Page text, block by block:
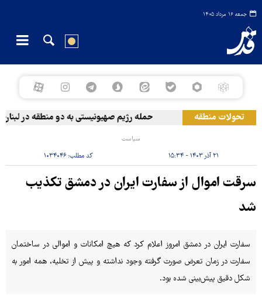
جمعه ۱۶ مرداد ۱۴۰۵
تحولات منطقه حمله رژیم صهیونیستی به دو منطقه در لبنان
سیاست
۲۱ آذر ۱۴۰۳ - ۱۵:۳۴ کد مطلب: ۱۰۳۴۰۴۶
سرقت اموال از سفارت ایران در دمشق تکذیب
شد
سفارت ایران در دمشق امروز اعلام کرد که هیچ امکانات و اموالی در ساختمان
سفارت در زمان تعرض صورت گرفته وجود نداشته و پیش از تخلیه، همه امور به
شکل دقیق پیش‌بینی شده بود.